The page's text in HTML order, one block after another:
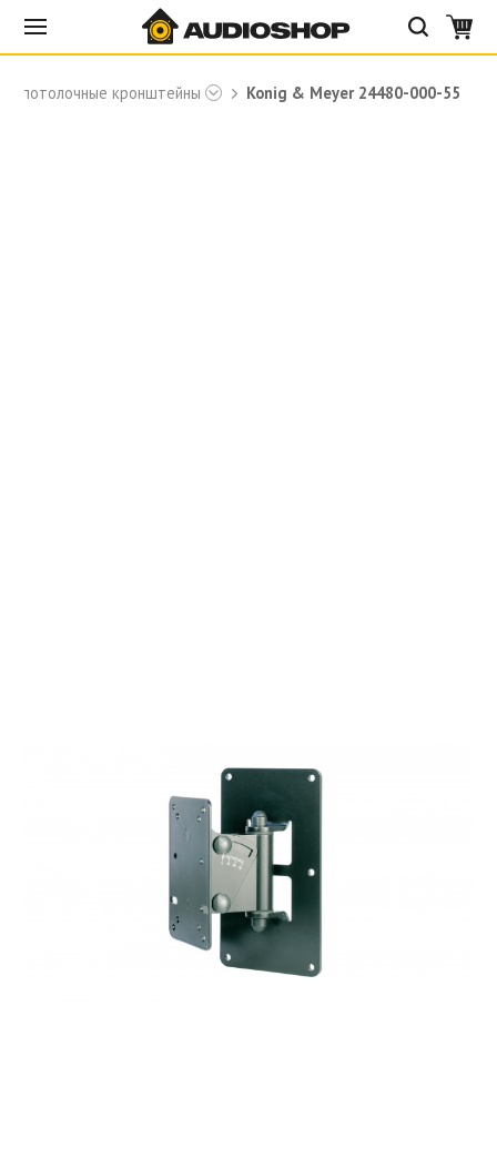
и потолочные кронштейны Konig & Meyer 24480-000-55